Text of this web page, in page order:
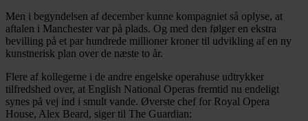
Men i begyndelsen af december kunne kompagniet så oplyse, at
aftalen i Manchester var på plads. Og med den følger en ekstra
bevilling på et par hundrede millioner kroner til udvikling af en ny
kunstnerisk plan over de næste to år.
Flere af kollegerne i de andre engelske operahuse udtrykker
tilfredshed over, at English National Operas fremtid nu endeligt
synes på vej ind i smult vande. Øverste chef for Royal Opera
House, Alex Beard, siger til The Guardian: